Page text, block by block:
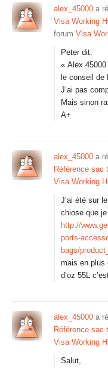
alex_45000 a
Visa Working
forum Visa
Peter dit:
« Alex
le conseil de
J’ai pas
Mais sinon
A+
alex_45000 a
Référence sac
Visa Working
J’ai été sur
chiose que
http://
ports-
bags/
mais en plus
d’oz 55L
alex_45000 a
Référence sac
Visa Working
Salut,